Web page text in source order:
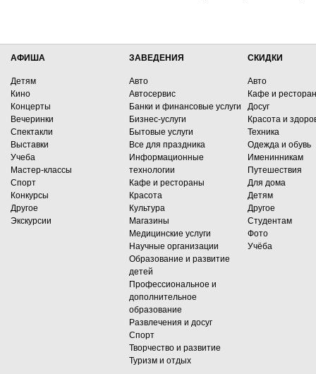
АФИША
Детям
Кино
Концерты
Вечеринки
Спектакли
Выставки
Учеба
Мастер-классы
Спорт
Конкурсы
Другое
Экскурсии
ЗАВЕДЕНИЯ
Авто
Автосервис
Банки и финансовые услуги
Бизнес-услуги
Бытовые услуги
Все для праздника
Информационные
технологии
Кафе и рестораны
Красота
Культура
Магазины
Медицинские услуги
Научные организации
Образование и развитие
детей
Профессиональное и
дополнительное
образование
Развлечения и досуг
Спорт
Творчество и развитие
Туризм и отдых
СКИДКИ
Авто
Кафе и
Досуг
Красота и
Техника
Одежда и обувь
Именинникам
Путешествия
Для дома
Детям
Другое
Студентам
Фото
Учёба